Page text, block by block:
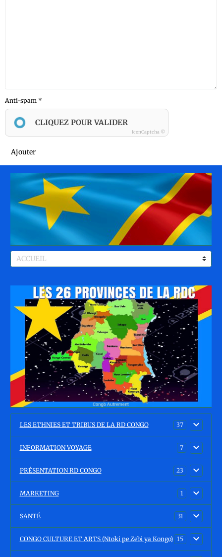
Anti-spam
CLIQUEZ POUR VALIDER
IconCaptcha ©
Ajouter
LES ETHNIES ET TRIBUS DE LA RD CONGO 37
INFORMATION VOYAGE 7
PRÉSENTATION RD CONGO 23
MARKETING 1
SANTÉ 31
CONGO CULTURE ET ARTS (Ntoki pe Zebi ya Kongo) 15